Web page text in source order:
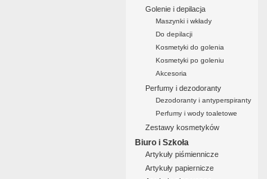
Golenie i depilacja
Maszynki i wkłady
Do depilacji
Kosmetyki do golenia
Kosmetyki po goleniu
Akcesoria
Perfumy i dezodoranty
Dezodoranty i antyperspiranty
Perfumy i wody toaletowe
Zestawy kosmetyków
Biuro i Szkoła
Artykuły piśmiennicze
Artykuły papiernicze